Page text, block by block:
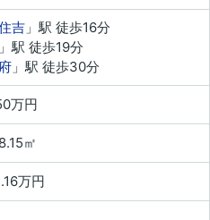
吉 」駅 徒歩16分
」駅 徒歩19分
」駅 徒歩30分
万円
㎡
万円